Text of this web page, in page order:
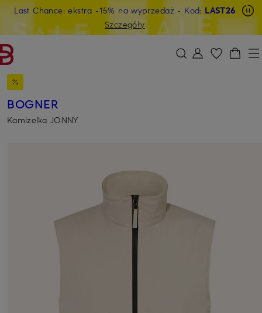
PRZEJDŹ DO GŁÓWNEJ TREŚCI PRZEJDŹ DO WYSZUKIWANIA
Last Chance: ekstra -15% na wyprzedaż - Kod: LAST26
Szczegóły
BOGNER
Kamizelka JONNY